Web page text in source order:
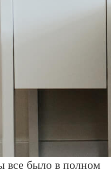
все было в полном